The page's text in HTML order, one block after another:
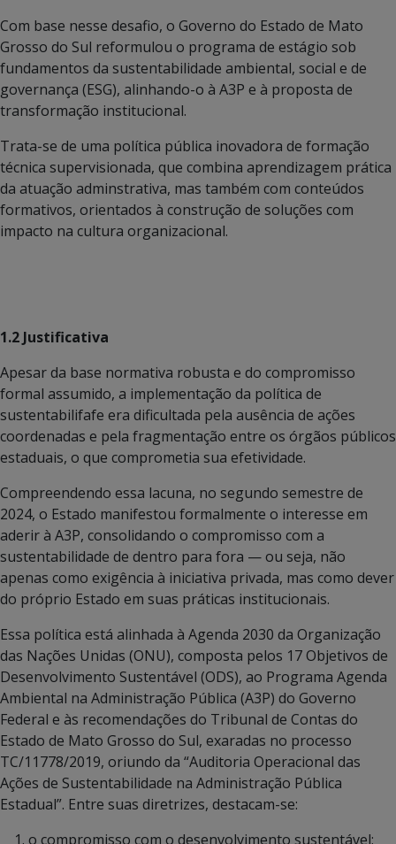
Com base nesse desafio, o Governo do Estado de Mato
Grosso do Sul reformulou o programa de estágio sob
fundamentos da sustentabilidade ambiental, social e de
governança (ESG), alinhando-o à A3P e à proposta de
transformação institucional.
Trata-se de uma política pública inovadora de formação
técnica supervisionada, que combina aprendizagem prática
da atuação adminstrativa, mas também com conteúdos
formativos, orientados à construção de soluções com
impacto na cultura organizacional.
1.2 Justificativa
Apesar da base normativa robusta e do compromisso
formal assumido, a implementação da política de
sustentabilifafe era dificultada pela ausência de ações
coordenadas e pela fragmentação entre os órgãos públicos
estaduais, o que comprometia sua efetividade.
Compreendendo essa lacuna, no segundo semestre de
2024, o Estado manifestou formalmente o interesse em
aderir à A3P, consolidando o compromisso com a
sustentabilidade de dentro para fora — ou seja, não
apenas como exigência à iniciativa privada, mas como dever
do próprio Estado em suas práticas institucionais.
Essa política está alinhada à Agenda 2030 da Organização
das Nações Unidas (ONU), composta pelos 17 Objetivos de
Desenvolvimento Sustentável (ODS), ao Programa Agenda
Ambiental na Administração Pública (A3P) do Governo
Federal e às recomendações do Tribunal de Contas do
Estado de Mato Grosso do Sul, exaradas no processo
TC/11778/2019, oriundo da “Auditoria Operacional das
Ações de Sustentabilidade na Administração Pública
Estadual”. Entre suas diretrizes, destacam-se:
o compromisso com o desenvolvimento sustentável;